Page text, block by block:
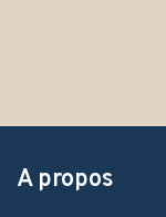
A propos